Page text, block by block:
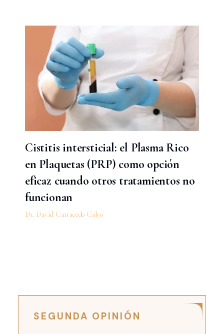
Cistitis intersticial: el Plasma Rico
en Plaquetas (PRP) como opción
eficaz cuando otros tratamientos no
funcionan
Dr. David Carracedo Calvo
SEGUNDA OPINIÓN